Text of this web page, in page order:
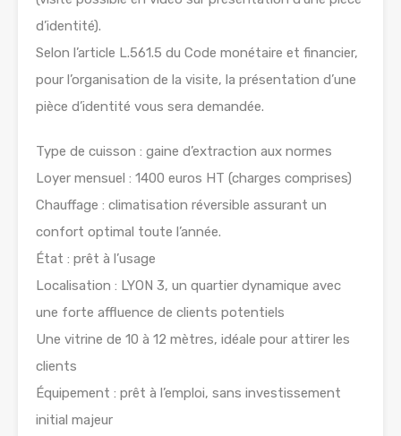
d’identité).
Selon l’article L.561.5 du Code monétaire et financier,
pour l’organisation de la visite, la présentation d’une
pièce d’identité vous sera demandée.
Type de cuisson : gaine d’extraction aux normes
Loyer mensuel : 1400 euros HT (charges comprises)
Chauffage : climatisation réversible assurant un
confort optimal toute l’année.
État : prêt à l’usage
Localisation : LYON 3, un quartier dynamique avec
une forte affluence de clients potentiels
Une vitrine de 10 à 12 mètres, idéale pour attirer les
clients
Équipement : prêt à l’emploi, sans investissement
initial majeur